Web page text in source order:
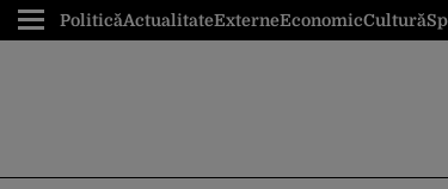
PoliticăActualitateExterneEconomicCultură